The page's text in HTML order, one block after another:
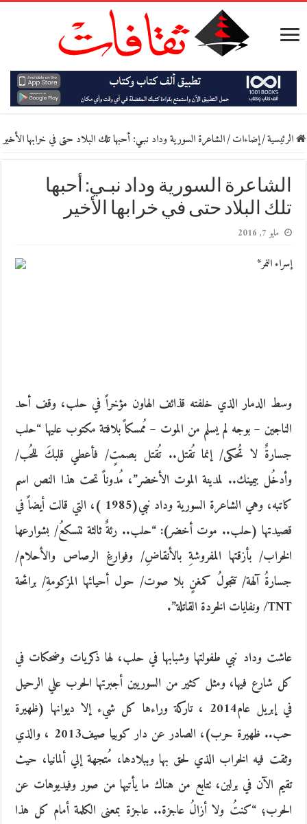
الرئيسية/إضاءات/الشاعرة السورية وداد نبـي‮:‬ أحبها تلك البلاد حتى في خرابها الأخير
الشاعرة السورية وداد نبـي‮:‬ أحبها
تلك البلاد حتى في خرابها الأخير
مايو 7, 2016
إسراء النمر*
وسط الدمار الذي خلفته قذائف الهاون مؤخراً‮ ‬في حلب،‮ ‬وقف أحد
الناجين‮ – ‬بوجه لم يسلم من الموت‮ – ‬مُمسكاً‮ ‬بلافتة مكتوب عليها‮ “‬حلب
جسارةٌ‮ ‬لا تُحكى‮/ ‬إنما تُقتل‮.. ‬تُقتل بصمتٍ‮/ ‬فأعطي قلبكَ‮ ‬للحُب‮/
‬وأدخُل بيمينك‮.. ‬لمدينة الموت الأخضر‮”‬،‮ ‬مُدوناً‮ ‬تحت هذا النص اسم
كاتبه،‮ ‬وهي الشاعرة السورية وداد نبي‮ ‬1985‮(‬)،‮ ‬التي قالت أيضاً‮ ‬في
قصيدتها‮ (‬حلب‮.. ‬موت أخضر‮): “‬حلب‮.. ‬رئةٌ‮ ‬ثالثة تتسكعُ‮/ ‬بشوارعها
الخراب‮/ ‬بأزقتها المفروشةِ‮ ‬بالأنقاضِ‮/ ‬وفوارغِ‮ ‬الرصاص والأحلام‮/
‬جسارةُ‮ ‬آلهة‮/ ‬تتجولُ‮ ‬كمغنٍ‮ ‬بلا صوت‮/ ‬حول أحيائها المزكومةِ‮/ ‬برائحة‮
‬TNT/ ونفايات الخردة القاتلة‮”.‬
عاشت وداد نبي طفولتها وشبابها في حلب،‮ ‬لها ذكريات وضحكات في
كل شارع فيها،‮ ‬ومثل كثير من السوريين أجبرتها الحرب علي الرحيل
في إبريل عام‮ ‬2014،‮ ‬تاركة وراءها كل شيء إلا ديوانها‮ (‬ظهيرة
حب‮.. ‬ظهيرة حرب‮)‬،‮ ‬الصادر عن دار كوبيا صيف‮ ‬2013،‮ ‬والذي
وثقت فيه الخراب الذي لحق بها وببلادها،‮ ‬مُتجهة إلي ألمانيا،‮ ‬حيث
تقيم الآن في برلين،‮ ‬تتابع من هناك ما يأتيها من صور وفيديوهات عن
الحرب؛‮ “‬كنتُ‮ ‬ولا أزالُ‮ ‬عاجزة‮.. ‬عاجزة بمعنى الكلمة أمام كل هذا